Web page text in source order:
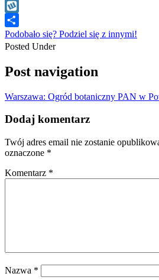
WhatsApp
Wykop
Podobało się? Podziel się z innymi!
Posted Under
Post navigation
Warszawa: Ogród botaniczny PAN w
Dodaj komentarz
Twój adres email nie zostanie
oznaczone *
Komentarz *
Nazwa *